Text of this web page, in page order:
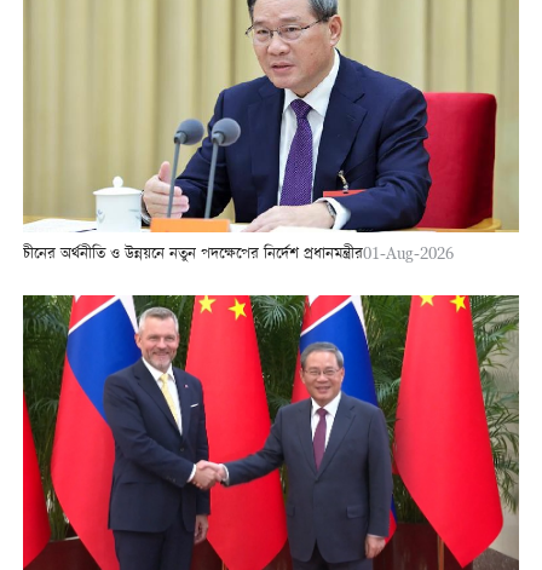
চীনের অর্থনীতি ও উন্নয়নে নতুন পদক্ষেপের নির্দেশ প্রধানমন্ত্রীর01-Aug-2026